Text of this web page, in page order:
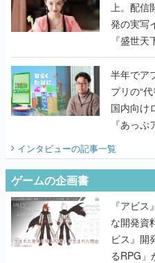
上。配
発の実写
『盛世
うこだわ
半年でアプ
プリの“
国内向け
『あっ
インタビューの記事一覧
ゲームの企画書
『アビ
な開発資
ビス』開
るRPG」